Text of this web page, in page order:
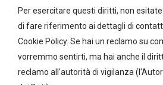
Per esercitare questi diritti, non
di fare riferimento ai dettagli di
Cookie Policy. Se hai un reclamo su
vorremmo sentirti, ma hai anche il
reclamo all'autorità di vigilanza